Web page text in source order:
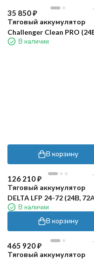
35 850₽
Тяговый аккумулятор
Challenger Clean PRO
50Ач, LiFePO4)
В наличии
В корзину
126 210₽
Тяговый аккумулятор
DELTA LFP 24-72 (24В,
LI-ion)В наличии
В корзину
465 920₽
Тяговый аккумулятор